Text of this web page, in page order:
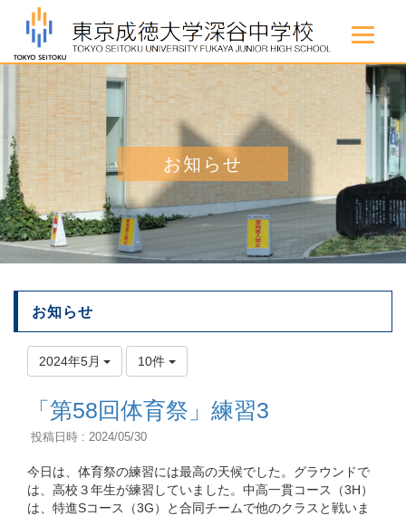
お知らせ
お知らせ
2024年5月 10件
「第58回体育祭」練習3
投稿日時 : 2024/05/30
今日は、体育祭の練習には最高の天候でした。グラウンドで
は、高校３年生が練習していました。中高一貫コース（3H）
は、特進Sコース（3G）と合同チームで他のクラスと戦いま